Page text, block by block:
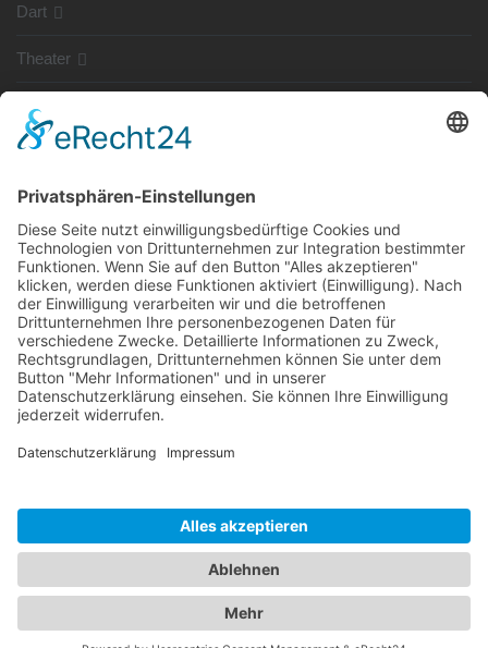
Dart
Theater
SG Shop
Sponsoren
Kontakt
Social Media
Rechtliches
Copyright · Sportverein Ennetach e.V.